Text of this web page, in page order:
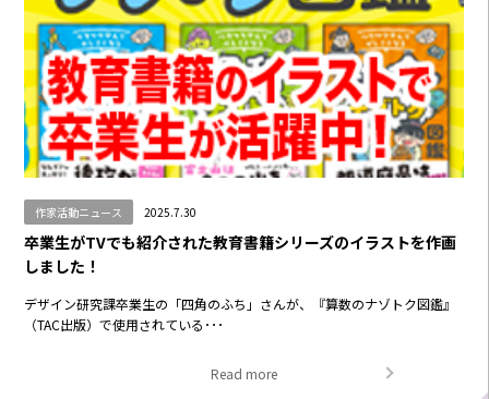
作家活動ニュース 2025.7.30
卒業生がTVでも紹介された教育書籍シリーズのイラストを作画
しました！
デザイン研究課卒業生の「四角のふち」さんが、『算数のナゾトク図鑑』
（TAC出版）で使用されている･･･
Read more